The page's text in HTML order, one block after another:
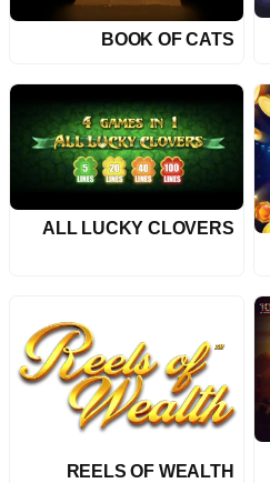
BOOK OF CATS
ALL LUCKY CLOVERS
REELS OF WEALTH